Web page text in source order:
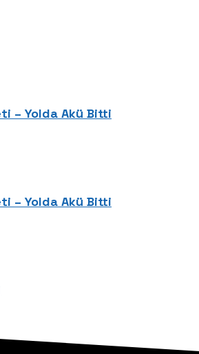
– Yolda Akü Bitti
– Yolda Akü Bitti